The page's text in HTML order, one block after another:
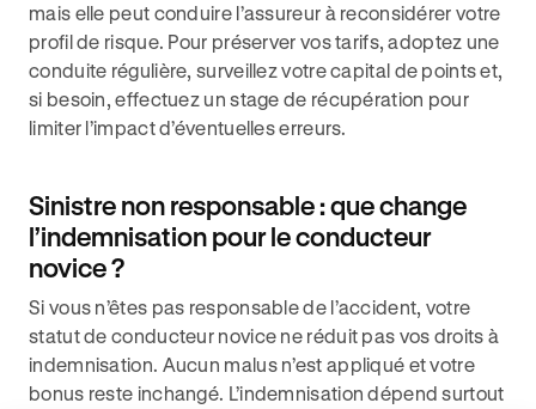
mais elle peut conduire l’assureur à reconsidérer votre
profil de risque. Pour préserver vos tarifs, adoptez une
conduite régulière, surveillez votre capital de points et,
si besoin, effectuez un stage de récupération pour
limiter l’impact d’éventuelles erreurs.
Sinistre non responsable : que change
l’indemnisation pour le conducteur
novice ?
Si vous n’êtes pas responsable de l’accident, votre
statut de conducteur novice ne réduit pas vos droits à
indemnisation. Aucun malus n’est appliqué et votre
bonus reste inchangé. L’indemnisation dépend surtout